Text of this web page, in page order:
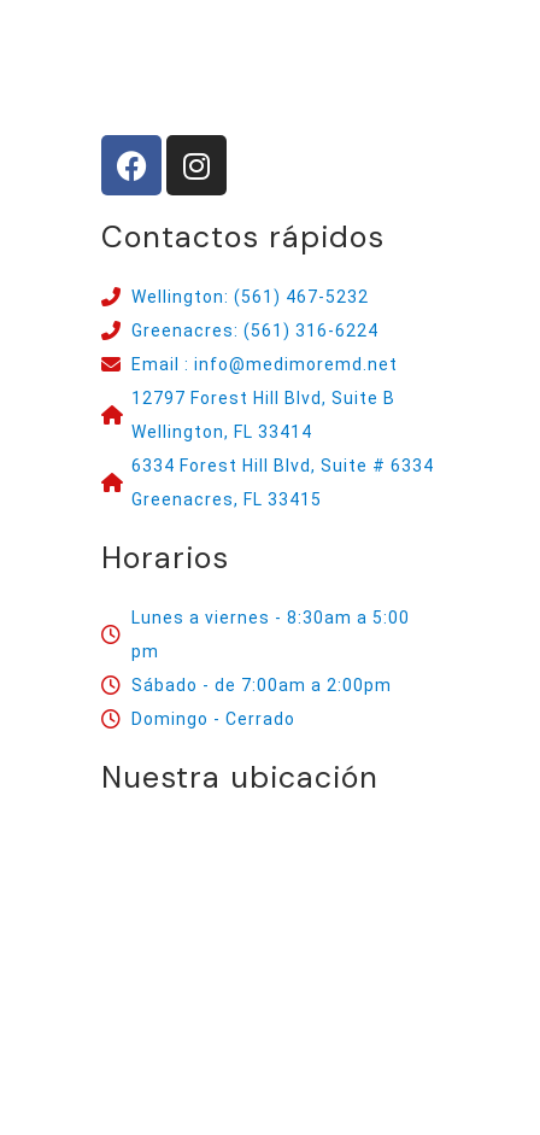
Contactos rápidos
Wellington: (561) 467-5232
Greenacres: (561) 316-6224
Email : info@medimoremd.net
12797 Forest Hill Blvd, Suite B
Wellington, FL 33414
6334 Forest Hill Blvd, Suite # 6334
Greenacres, FL 33415
Horarios
Lunes a viernes - 8:30am a 5:00
pm
Sábado - de 7:00am a 2:00pm
Domingo - Cerrado
Nuestra ubicación